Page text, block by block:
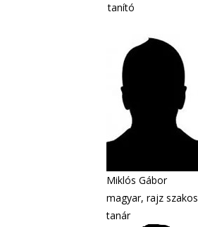
tanító
Miklós Gábor
magyar, rajz szakos
tanár